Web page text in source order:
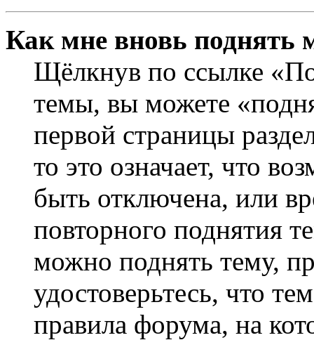
Как мне вновь поднять
Щёлкнув по ссылке
темы, вы можете
первой страницы
то это означает, что
быть отключена, или
повторного поднятия
можно поднять тему,
удостоверьтесь, что
правила форума, на